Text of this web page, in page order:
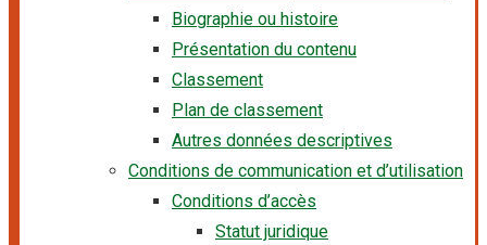
Biographie ou histoire
Présentation du contenu
Classement
Plan de classement
Autres données descriptives
Conditions de communication et d’utilisation
Conditions d’accès
Statut juridique